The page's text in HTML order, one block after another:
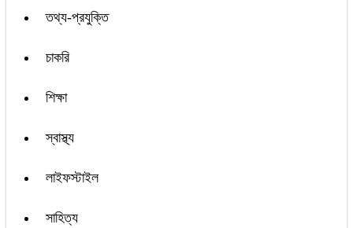
তথ্য-প্রযুক্তি
চাকরি
শিক্ষা
স্বাস্থ্য
লাইফস্টাইল
সাহিত্য